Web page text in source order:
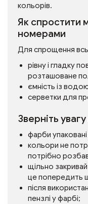
кольорів.
Як спростити
номерами
Для спрощення
рівну і гладку
розташоване
ємність із
серветки для
Зверніть
фарби
кольори не
потрібно
щільно
це попередить
після
пензлі у фарбі;